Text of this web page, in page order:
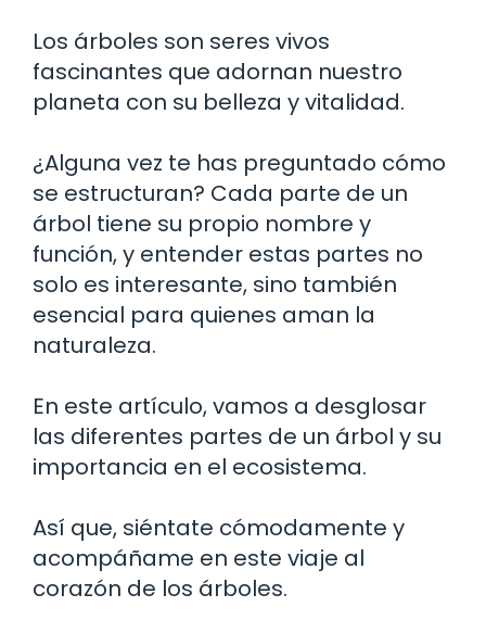
Los árboles son seres vivos
fascinantes que adornan nuestro
planeta con su belleza y vitalidad.
¿Alguna vez te has preguntado cómo
se estructuran? Cada parte de un
árbol tiene su propio nombre y
función, y entender estas partes no
solo es interesante, sino también
esencial para quienes aman la
naturaleza.
En este artículo, vamos a desglosar
las diferentes partes de un árbol y su
importancia en el ecosistema.
Así que, siéntate cómodamente y
acompáñame en este viaje al
corazón de los árboles.